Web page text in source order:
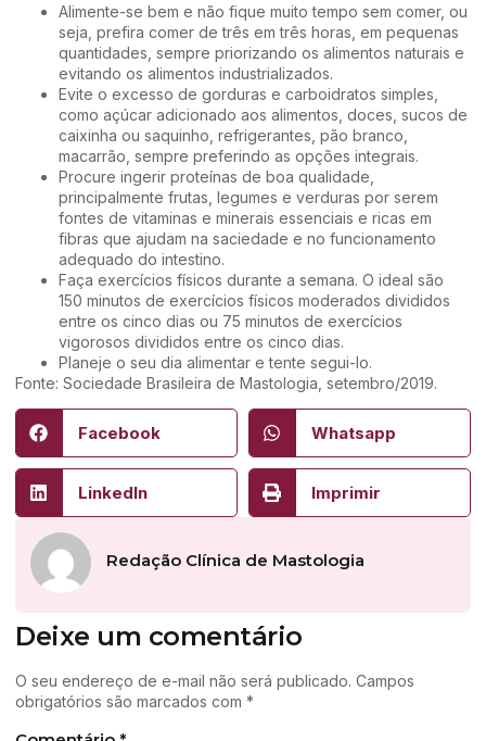
Alimente-se bem e não fique muito tempo sem comer, ou
seja, prefira comer de três em três horas, em pequenas
quantidades, sempre priorizando os alimentos naturais e
evitando os alimentos industrializados.
Evite o excesso de gorduras e carboidratos simples,
como açúcar adicionado aos alimentos, doces, sucos de
caixinha ou saquinho, refrigerantes, pão branco,
macarrão, sempre preferindo as opções integrais.
Procure ingerir proteínas de boa qualidade,
principalmente frutas, legumes e verduras por serem
fontes de vitaminas e minerais essenciais e ricas em
fibras que ajudam na saciedade e no funcionamento
adequado do intestino.
Faça exercícios físicos durante a semana. O ideal são
150 minutos de exercícios físicos moderados divididos
entre os cinco dias ou 75 minutos de exercícios
vigorosos divididos entre os cinco dias.
Planeje o seu dia alimentar e tente segui-lo.
Fonte: Sociedade Brasileira de Mastologia, setembro/2019.
Facebook Whatsapp
LinkedIn Imprimir
Redação Clínica de Mastologia
Deixe um comentário
O seu endereço de e-mail não será publicado. Campos
obrigatórios são marcados com *